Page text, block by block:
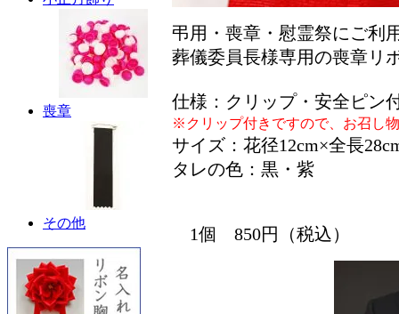
喪章
その他
弔用・喪章・慰霊祭にご利
葬儀委員長様専用の喪章リ
仕様：クリップ・安全ピン
※クリップ付きですので、お召し
サイズ：花径12cm×全長
タレの色：黒・紫
1個 850円（税込）